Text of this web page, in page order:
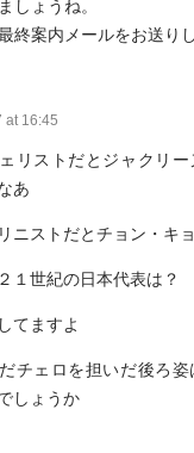
しょうね。
終案内メールをお送り
at 16:45
リストだとジャクリ
あ
ニストだとチョン・キ
１世紀の日本代表は？
てますよ
チェロを担いだ後ろ
しょうか